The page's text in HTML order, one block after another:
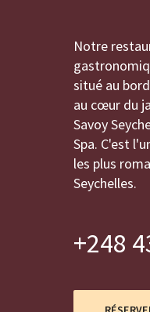
Notre
situé au
au cœur du
Savoy
Spa. C'est
les plus
Seychelles.
+248